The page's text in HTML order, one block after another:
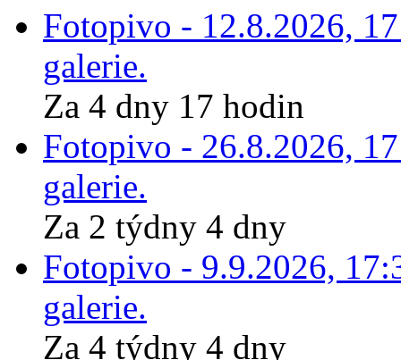
Fotopivo - 12.8.2026,
galerie.
Za 4 dny 17 hodin
Fotopivo - 26.8.2026,
galerie.
Za 2 týdny 4 dny
Fotopivo - 9.9.2026,
galerie.
Za 4 týdny 4 dny